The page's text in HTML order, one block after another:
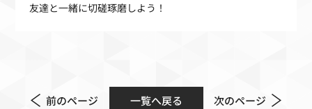
友達と一緒に切磋琢磨しよう！
前のページ 一覧へ戻る 次のページ